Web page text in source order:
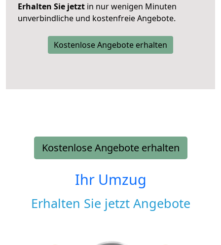
Erhalten Sie jetzt in nur wenigen Minuten
unverbindliche und kostenfreie Angebote.
Kostenlose Angebote erhalten
Kostenlose Angebote erhalten
Ihr Umzug
Erhalten Sie jetzt Angebote